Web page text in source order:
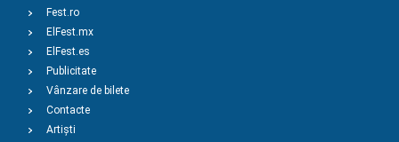
Fest.ro
ElFest.mx
ElFest.es
Publicitate
Vânzare de bilete
Contacte
Artiști